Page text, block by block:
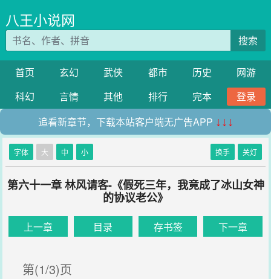
八王小说网
搜索
首页 玄幻 武侠 都市 历史
网游
科幻
言情 其他 排行 完本
登录
追看新章节，下载本站客户端无广告APP ↓↓↓
字体 大 中 小 换手 关灯
第六十一章 林风请客-《假死三年，我竟成了冰山女神
的协议老公》
上一章 目录 存书签 下一章
第(1/3)页